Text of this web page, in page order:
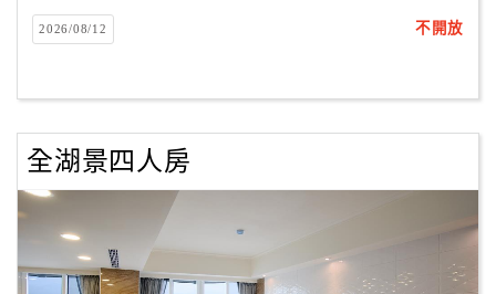
房
Q&A
旅
卡
訂
2026/08/12 不開放
全湖景四人房